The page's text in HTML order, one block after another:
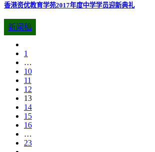
香港资优教育学苑2017年度中学学员迎新典礼
新闻稿
1
…
10
11
12
13
14
15
16
…
23